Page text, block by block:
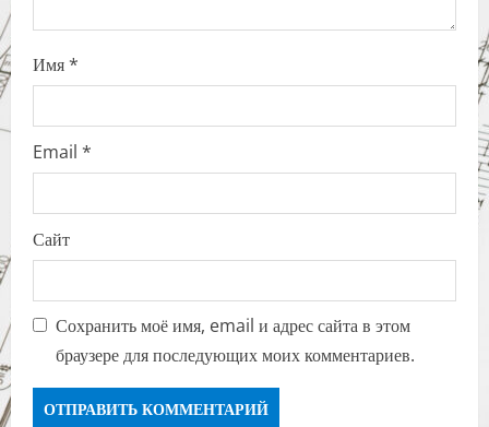
Имя*
Email *
Сайт
Сохранить моё имя, email и адрес сайта в этом
браузере для последующих моих комментариев.